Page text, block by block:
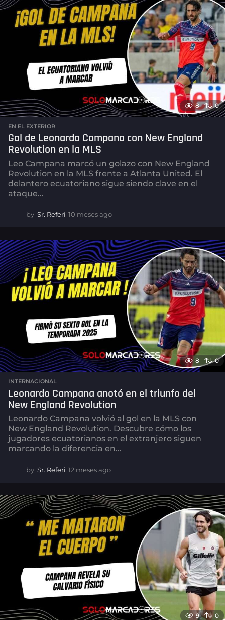
s
a
g
o
8 0
EN EL EXTERIOR
Gol de Leonardo Campana con New England
Revolution en la MLS
Leo Campana marcó un golazo con New England
Revolution en la MLS frente a Atlanta United. El
delantero ecuatoriano sigue siendo clave en el
ataque...
by Sr. Referi 10 meses ago
e
s
e
s
a
g
8 0
INTERNACIONAL
Leonardo Campana anotó en el triunfo del
New England Revolution
Leonardo Campana volvió al gol en la MLS con
New England Revolution. Descubre cómo los
jugadores ecuatorianos en el extranjero siguen
marcando la diferencia en...
by Sr. Referi 12 meses ago
e
s
e
s
a
9 0